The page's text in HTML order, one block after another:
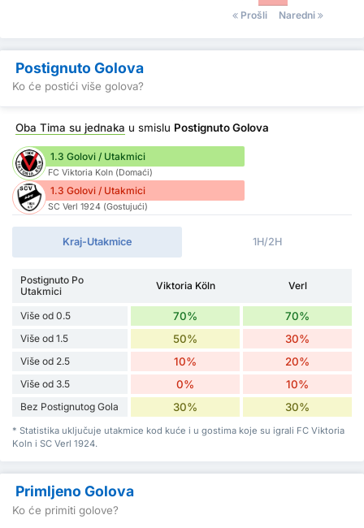
Prošli
Naredni
Postignuto Golova
Ko će postići više golova?
Oba Tima su jednaka u smislu Postignuto Golova
1.3 Golovi / Utakmici
FC Viktoria Koln (Domaći)
1.3 Golovi / Utakmici
SC Verl 1924 (Gostujući)
Kraj-Utakmice 1H/2H
Postignuto Po
Utakmici
Viktoria Köln Verl
Više od 0.5 70% 70%
Više od 1.5 50% 30%
Više od 2.5 10% 20%
Više od 3.5 0% 10%
Bez Postignutog Gola 30% 30%
* Statistika uključuje utakmice kod kuće i u gostima koje su igrali FC Viktoria
Koln i SC Verl 1924.
Primljeno Golova
Ko će primiti golove?